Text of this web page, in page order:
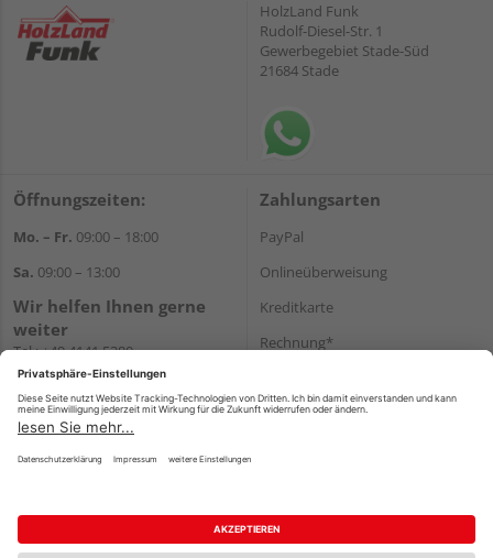
HolzLand Funk
Rudolf-Diesel-Str. 1
Gewerbegebiet Stade-Süd
21684 Stade
Öffnungszeiten:
Mo. – Fr. 09:00 – 18:00
Sa. 09:00 – 13:00
Wir helfen Ihnen gerne
weiter
Tel.:+49 4141 5380
E-Mail:shop@holzland-funk.de
WhatsApp
Zahlungsarten
PayPal
Onlineüberweisung
Kreditkarte
Rechnung*
Versand
Impressum AGB Widerruf
Datenschutz
Reservierungsbedingungen
Vertrag widerrufen